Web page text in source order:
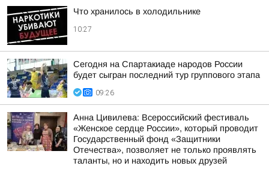
Что хранилось в холодильнике
10:27
Сегодня на Спартакиаде народов России
будет сыгран последний тур группового этапа
09:26
Анна Цивилева: Всероссийский фестиваль
«Женское сердце России», который проводит
Государственный фонд «Защитники
Отечества», позволяет не только проявлять
таланты, но и находить новых друзей